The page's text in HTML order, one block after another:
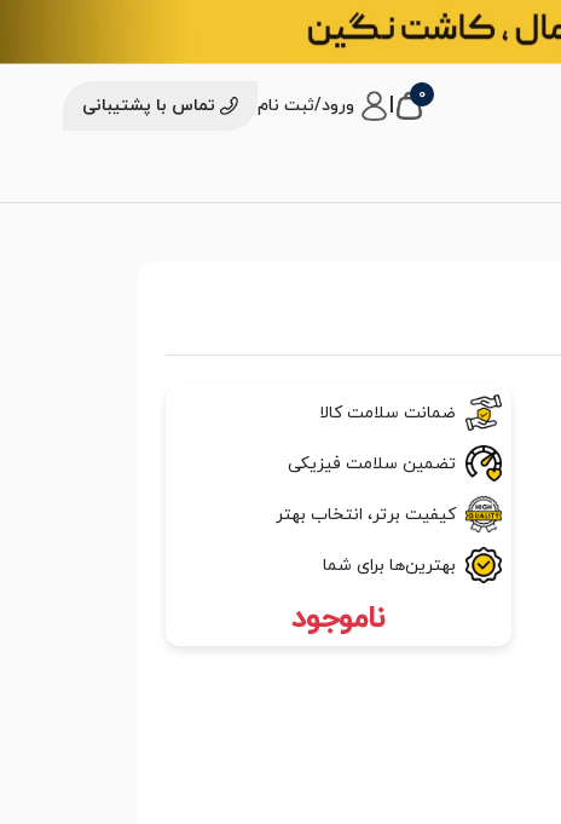
0 ورود/ثبت نام تماس با پشتیبانی
ضمانت سلامت کالا
تضمین سلامت فیزیکی
کیفیت برتر، انتخاب بهتر
بهترین‌ها برای شما
ناموجود